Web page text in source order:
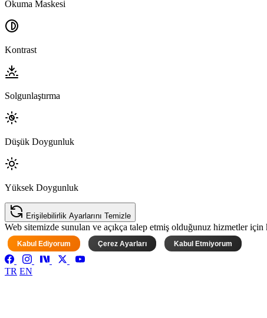
Okuma Maskesi
Kontrast
Solgunlaştırma
Düşük Doygunluk
Yüksek Doygunluk
Erişilebilirlik Ayarlarını Temizle
Web sitemizde sunulan ve açıkça talep etmiş olduğunuz hizmetler
Kabul Ediyorum Çerez Ayarları Kabul Etmiyorum
TR EN